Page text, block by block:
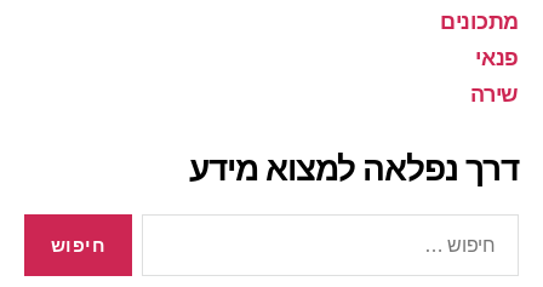
מתכונים
פנאי
שירה
דרך נפלאה למצוא מידע